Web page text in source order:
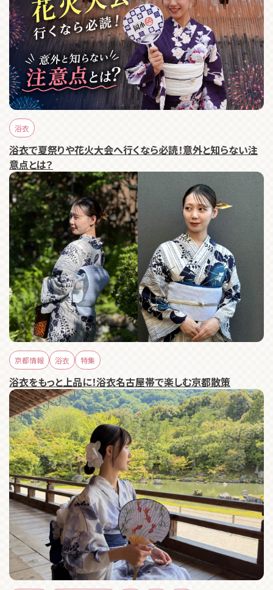
浴衣
浴衣で夏祭りや花火大会へ行くなら必読！意外と知らない注
意点とは？
京都情報 浴衣 特集
浴衣をもっと上品に！浴衣名古屋帯で楽しむ京都散策